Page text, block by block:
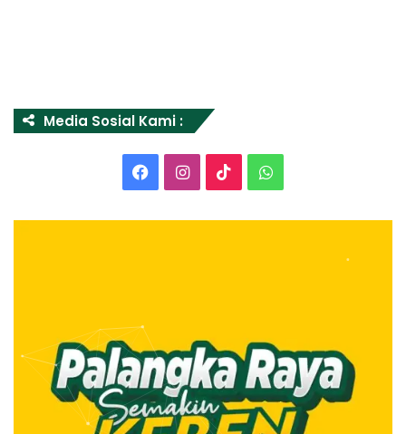
Media Sosial Kami :
FacebookInstagram
TikTokWhatsApp